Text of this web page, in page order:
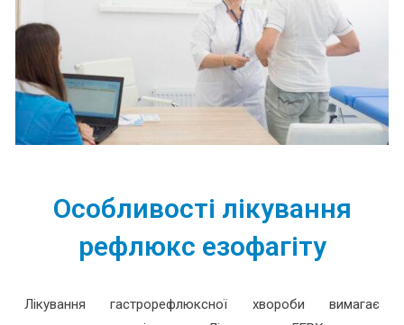
Особливості лікування
рефлюкс езофагіту
Лікування гастрорефлюксної хвороби вимагає